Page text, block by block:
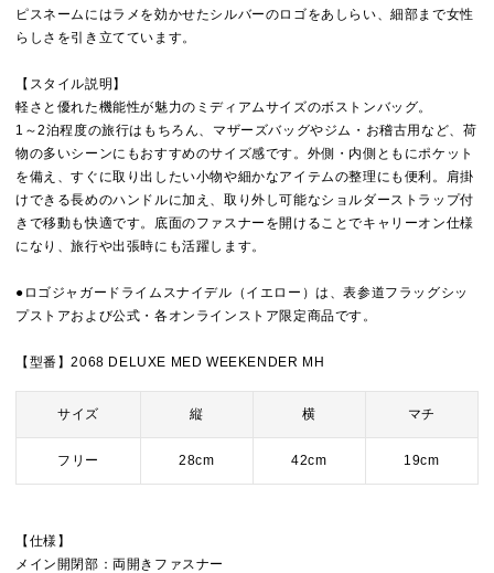
ピスネームにはラメを効かせたシルバーのロゴをあしらい、細部まで女性
らしさを引き立てています。
【スタイル説明】
軽さと優れた機能性が魅力のミディアムサイズのボストンバッグ。
1～2泊程度の旅行はもちろん、マザーズバッグやジム・お稽古用など、荷
物の多いシーンにもおすすめのサイズ感です。外側・内側ともにポケット
を備え、すぐに取り出したい小物や細かなアイテムの整理にも便利。肩掛
けできる長めのハンドルに加え、取り外し可能なショルダーストラップ付
きで移動も快適です。底面のファスナーを開けることでキャリーオン仕様
になり、旅行や出張時にも活躍します。
●ロゴジャガードライムスナイデル（イエロー）は、表参道フラッグシッ
プストアおよび公式・各オンラインストア限定商品です。
【型番】2068 DELUXE MED WEEKENDER MH
サイズ 縦 横 マチ
フリー 28cm 42cm 19cm
【仕様】
メイン開閉部：両開きファスナー